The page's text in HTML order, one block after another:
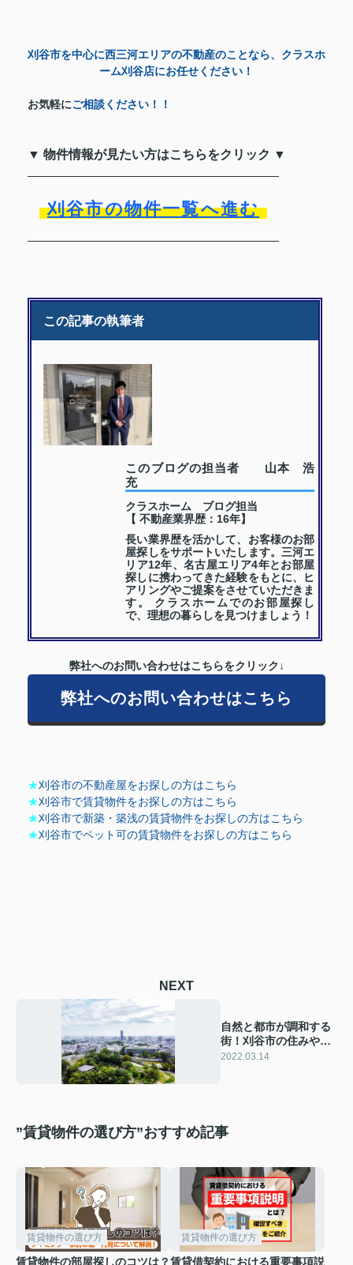
刈谷市を中心に西三河エリアの不動産のことなら、クラスホ
ーム刈谷店にお任せください！
お気軽にご相談ください！！
▼ 物件情報が見たい方はこちらをクリック ▼
刈谷市の物件一覧へ進む
この記事の執筆者
このブログの担当者 山本 浩
充
クラスホーム ブログ担当
【 不動産業界歴：16年】
長い業界歴を活かして、お客様のお部
屋探しをサポートいたします。三河エ
リア12年、名古屋エリア4年とお部屋
探しに携わってきた経験をもとに、ヒ
アリングやご提案をさせていただきま
す。 クラスホームでのお部屋探し
で、理想の暮らしを見つけましょう！
弊社へのお問い合わせはこちらをクリック↓
弊社へのお問い合わせはこちら
★刈谷市の不動産屋をお探しの方はこちら
★刈谷市で賃貸物件をお探しの方はこちら
★刈谷市で新築・築浅の賃貸物件をお探しの方はこちら
★刈谷市でペット可の賃貸物件をお探しの方はこちら
NEXT
自然と都市が調和する
街！刈谷市の住みやす
さをご紹介！
2022.03.14
”賃貸物件の選び方”おすすめ記事
賃貸物件の選び方
賃貸物件の部屋探しのコツは？
賃貸物件の選び方
賃貸借契約における重要事項説